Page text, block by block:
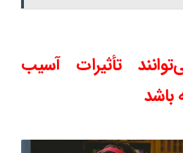
تأثیرات آسیب
باشد